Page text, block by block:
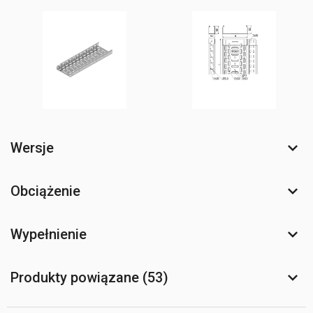
Wersje
Obciążenie
Wypełnienie
Produkty powiązane (53)